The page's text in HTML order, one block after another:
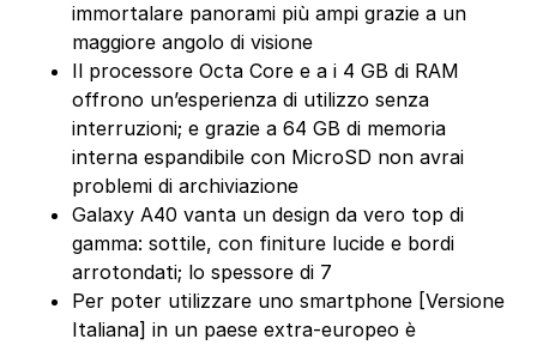
immortalare panorami più ampi grazie a un
maggiore angolo di visione
Il processore Octa Core e a i 4 GB di RAM
offrono un’esperienza di utilizzo senza
interruzioni; e grazie a 64 GB di memoria
interna espandibile con MicroSD non avrai
problemi di archiviazione
Galaxy A40 vanta un design da vero top di
gamma: sottile, con finiture lucide e bordi
arrotondati; lo spessore di 7
Per poter utilizzare uno smartphone [Versione
Italiana] in un paese extra-europeo è